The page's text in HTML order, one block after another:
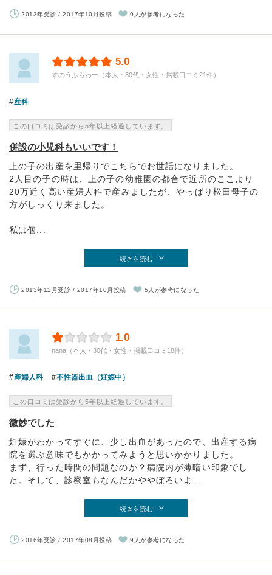
2013年受診 / 2017年10月投稿 9人が参考になった
5.0
すのうふらわー（本人・30代・女性・掲載口コミ21件）
産科
この口コミは受診から5年以上経過しています。
併設の小児科もいいです！
上の子の出産を里帰りでこちらでお世話になりました。
2人目の子の時は、上の子の幼稚園の都合で近所のここより
20万近く高い産婦人科で産みましたが、やっぱり松田母子の
方がしっくり来ました。
私は個...
続きを読む
2013年12月受診 / 2017年10月投稿 5人が参考になった
1.0
nana（本人・30代・女性・掲載口コミ18件）
産婦人科 不性器出血（妊娠中）
この口コミは受診から5年以上経過しています。
微妙でした
妊娠がわかってすぐに、少し出血があったので、出産する病
院を選ぶ意味でもかかってみようと思いかかりました。
まず、行った時間の問題なのか？病院内が薄暗い印象でし
た。そして、診察室もなんだかややぼろいよ...
続きを読む
2016年受診 / 2017年08月投稿 9人が参考になった